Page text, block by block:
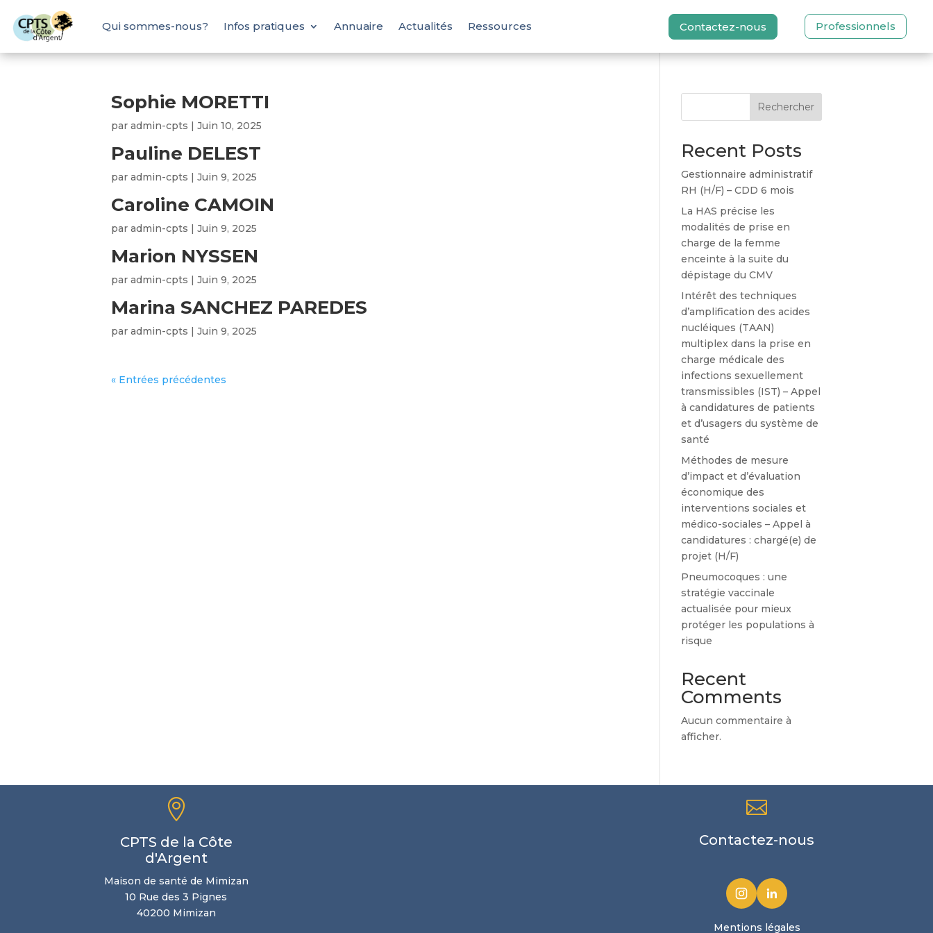
Qui sommes-nous? Infos pratiques Annuaire Actualités Ressources Contactez-nous Professionnels
Sophie MORETTI
par admin-cpts | Juin 10, 2025
Pauline DELEST
par admin-cpts | Juin 9, 2025
Caroline CAMOIN
par admin-cpts | Juin 9, 2025
Marion NYSSEN
par admin-cpts | Juin 9, 2025
Marina SANCHEZ PAREDES
par admin-cpts | Juin 9, 2025
« Entrées précédentes
Rechercher
Recent Posts
Gestionnaire administratif
RH (H/F) – CDD 6 mois
La HAS précise les
modalités de prise en
charge de la femme
enceinte à la suite du
dépistage du CMV
Intérêt des techniques
d’amplification des acides
nucléiques (TAAN)
multiplex dans la prise en
charge médicale des
infections sexuellement
transmissibles (IST) – Appel
à candidatures de patients
et d’usagers du système de
santé
Méthodes de mesure
d’impact et d’évaluation
économique des
interventions sociales et
médico-sociales – Appel à
candidatures : chargé(e) de
projet (H/F)
Pneumocoques : une
stratégie vaccinale
actualisée pour mieux
protéger les populations à
risque
Recent
Comments
Aucun commentaire à
afficher.

CPTS de la Côte
d'Argent
Maison de santé de Mimizan
10 Rue des 3 Pignes
40200 Mimizan

Contactez-nous
Mentions légales